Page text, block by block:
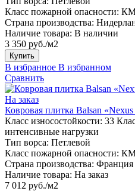
Класс пожарной опасности:
Страна производства:
Наличие товара: В наличии
3 350 руб./м2
Купить
В избранное В избранном
Сравнить
На заказ
Ковровая плитка Balsan
Класс износостойкости: 33
интенсивные нагрузки
Тип ворса: Петлевой
Класс пожарной опасности:
Страна производства: Франция
Наличие товара: На заказ
7 012 руб./м2